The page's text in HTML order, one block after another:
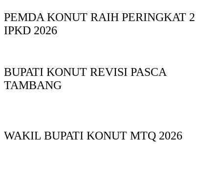
PEMDA KONUT RAIH PERINGKAT 2
IPKD 2026
BUPATI KONUT REVISI PASCA
TAMBANG
WAKIL BUPATI KONUT MTQ 2026